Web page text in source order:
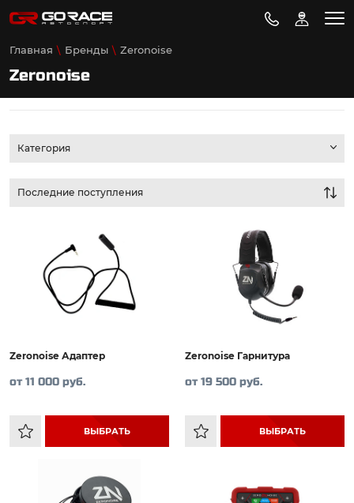
Главная Бренды Zeronoise
Zeronoise
Категория
Последние поступления
Zeronoise Адаптер
от 11 000 руб.
ВЫБРАТЬ
Zeronoise Гарнитура
от 19 500 руб.
ВЫБРАТЬ